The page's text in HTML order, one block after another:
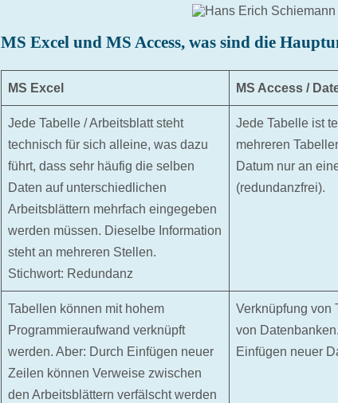
MS Excel und MS Access, was sind die
MS Excel MS Access /
Jede Tabelle / Arbeitsblatt steht
technisch für sich alleine, was dazu
führt, dass sehr häufig die selben
Daten auf unterschiedlichen
Arbeitsblättern mehrfach eingegeben
werden müssen. Dieselbe Information
steht an mehreren Stellen.
Stichwort: Redundanz
Jede Tabelle ist
mehreren
Datum nur an
(redundanzfrei).
Tabellen können mit hohem
Programmieraufwand verknüpft
werden. Aber: Durch Einfügen neuer
Zeilen können Verweise zwischen
den Arbeitsblättern verfälscht werden
Verknüpfung von
von
Einfügen neuer